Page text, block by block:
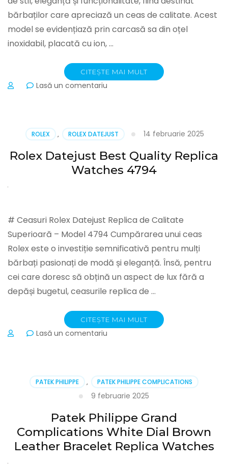
Leather
Replica
Watches
bărbaților care apreciază un ceas de calitate. Acest
model se evidențiază prin carcasă sa din oțel
inoxidabil, placată cu ion, …
CITEȘTE MAI MULT
Lasă un comentariu
ze30
ROLEX , ROLEX DATEJUST 14 februarie 2025
Rolex Datejust Best Quality Replica
Watches 4794
# Ceasuri Rolex Datejust Replica de Calitate
Superioară – Model 4794 Cumpărarea unui ceas
Rolex este o investiție semnificativă pentru mulți
bărbați pasionați de modă și eleganță. Însă, pentru
cei care doresc să obțină un aspect de lux fără a
depăși bugetul, ceasurile replica de …
CITEȘTE MAI MULT
Lasă un comentariu
Quality
Replica
Watches
PATEK PHILIPPE , PATEK PHILIPPE COMPLICATIONS
9 februarie 2025
Patek Philippe Grand
Complications White Dial Brown
Leather Bracelet Replica Watches